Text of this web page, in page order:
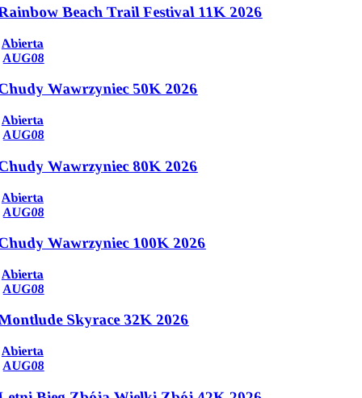
Beach Trail Festival 11K 2026
Abierta
AUG08
Wawrzyniec 50K 2026
Abierta
AUG08
Wawrzyniec 80K 2026
Abierta
AUG08
Wawrzyniec 100K 2026
Abierta
AUG08
Skyrace 32K 2026
Abierta
AUG08